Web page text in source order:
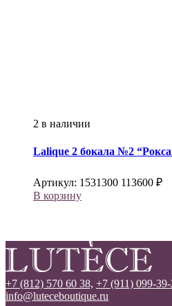
2 в наличии
Lalique 2 бокала №2
Артикул: 1531300 113600 ₽
В корзину
+7 (812) 570 60 38, +7 (911) 099-39-
info@luteceboutique.ru